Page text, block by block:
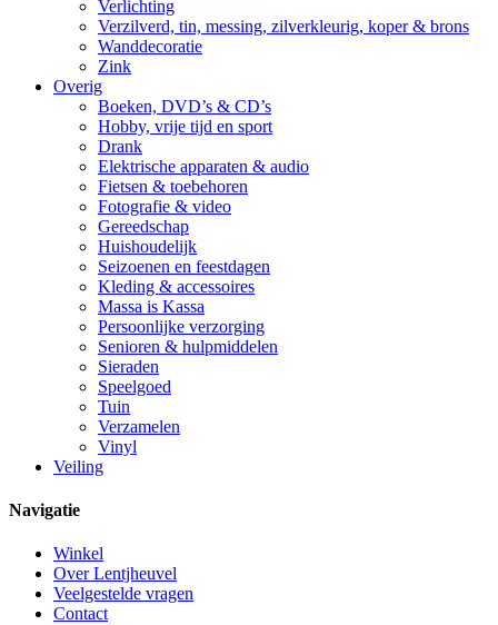
Verlichting
Verzilverd, tin, messing, zilverkleurig, koper & brons
Wanddecoratie
Zink
Overig
Boeken, DVD’s & CD’s
Hobby, vrije tijd en sport
Drank
Elektrische apparaten & audio
Fietsen & toebehoren
Fotografie & video
Gereedschap
Huishoudelijk
Seizoenen en feestdagen
Kleding & accessoires
Massa is Kassa
Persoonlijke verzorging
Senioren & hulpmiddelen
Sieraden
Speelgoed
Tuin
Verzamelen
Vinyl
Veiling
Navigatie
Winkel
Over Lentjheuvel
Veelgestelde vragen
Contact